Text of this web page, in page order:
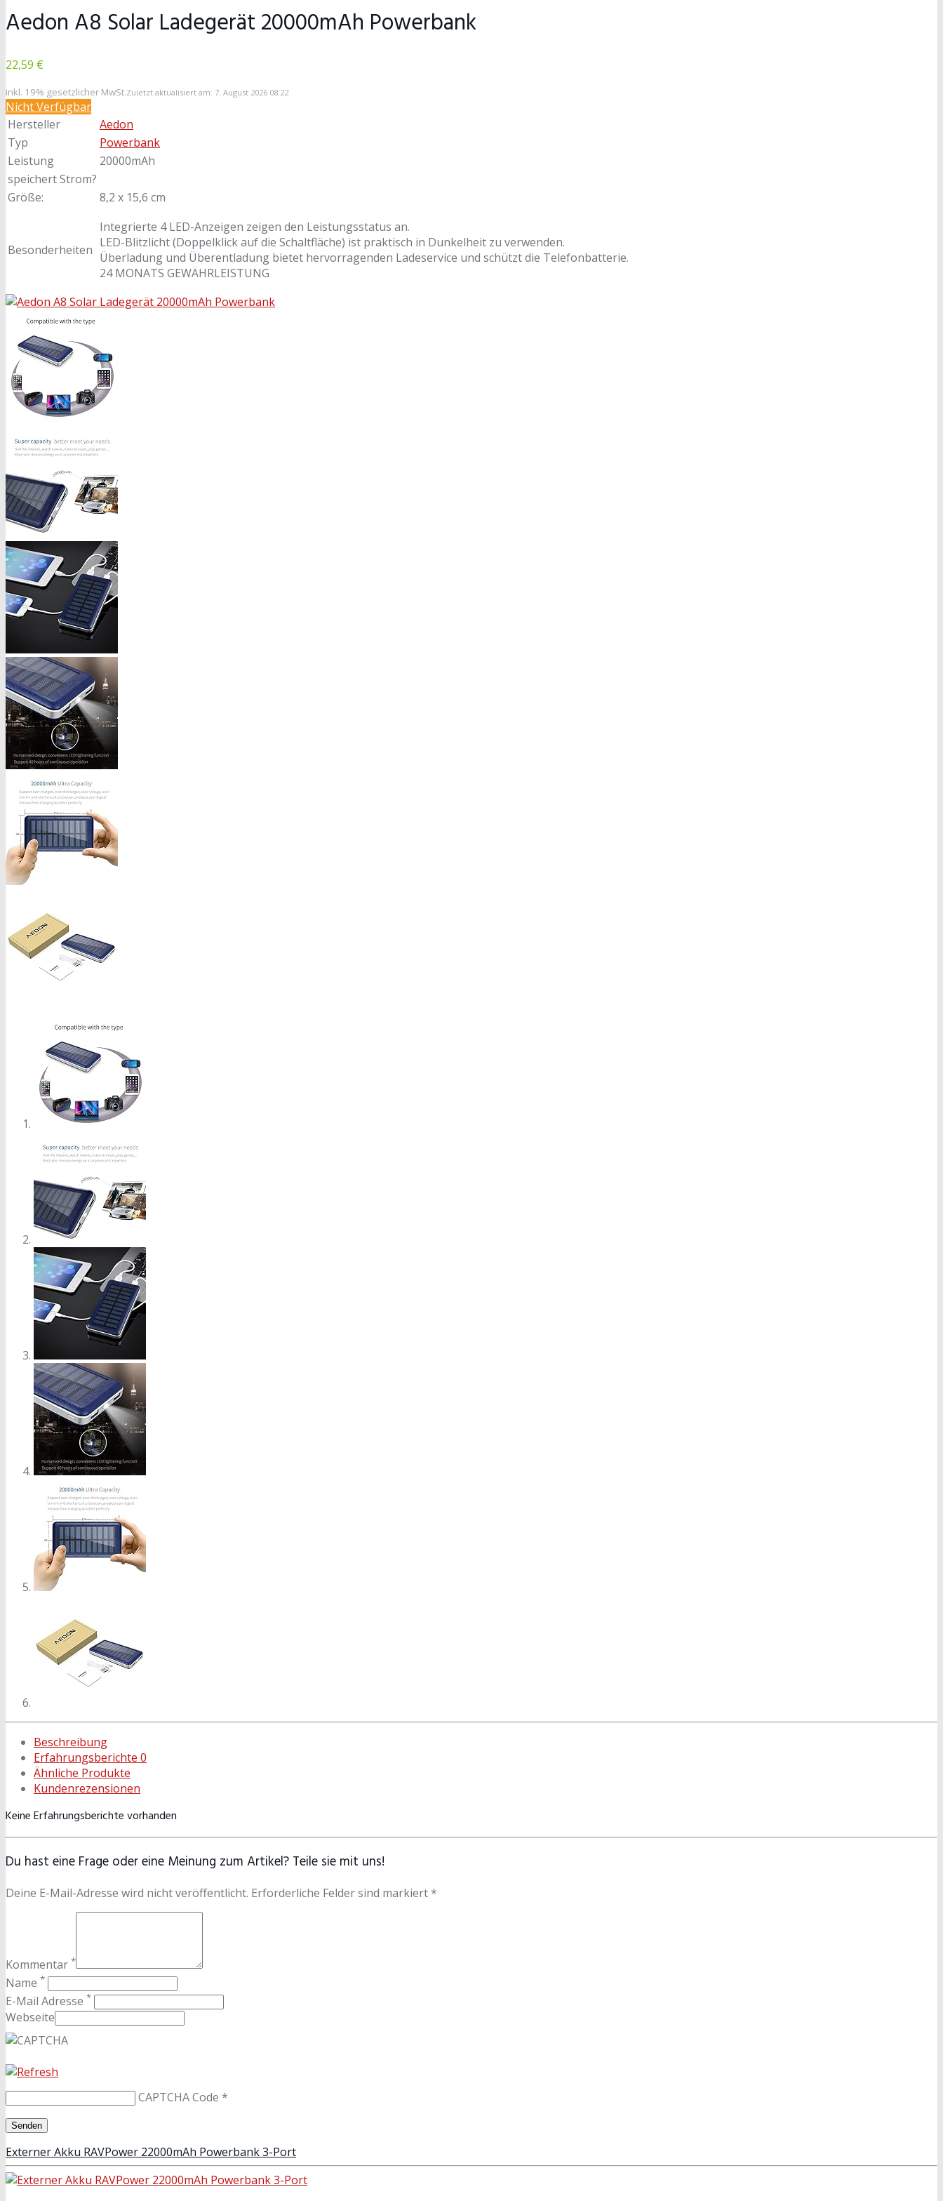
Aedon A8 Solar Ladegerät 20000mAh Powerbank
22,59 €
inkl. 19% gesetzlicher MwSt.Zuletzt aktualisiert am: 7. August 2026 08:22
Nicht Verfügbar
Hersteller
Aedon
Typ
Powerbank
Leistung
20000mAh
speichert Strom?
Größe:
8,2 x 15,6 cm
Besonderheiten
Integrierte 4 LED-Anzeigen zeigen den Leistungsstatus an.
LED-Blitzlicht (Doppelklick auf die Schaltfläche) ist praktisch in Dunkelheit zu verwenden.
Überladung und Überentladung bietet hervorragenden Ladeservice und schützt die Telefonbatterie.
24 MONATS GEWÄHRLEISTUNG
Beschreibung
Erfahrungsberichte 0
Ähnliche Produkte
Kundenrezensionen
Keine Erfahrungsberichte vorhanden
Du hast eine Frage oder eine Meinung zum Artikel? Teile sie mit uns!
Deine E-Mail-Adresse wird nicht veröffentlicht. Erforderliche Felder sind markiert *
Kommentar *
Name *
E-Mail Adresse *
Webseite
CAPTCHA Code *
Externer Akku RAVPower 22000mAh Powerbank 3-Port